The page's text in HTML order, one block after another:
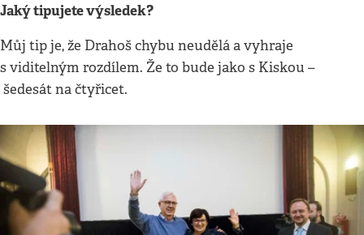
Jaký tipujete výsledek?
Můj tip je, že Drahoš chybu neudělá a vyhraje
s viditelným rozdílem. Že to bude jako s Kiskou –
šedesát na čtyřicet.